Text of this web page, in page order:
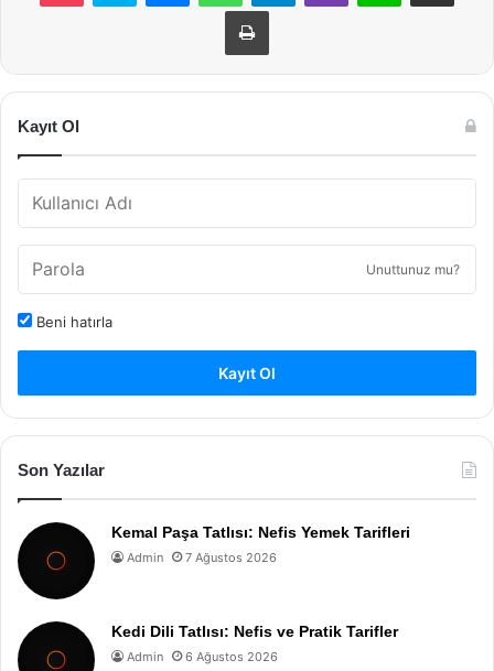
Yazdır
Kayıt Ol
Unuttunuz mu?
Beni hatırla
Kayıt Ol
Son Yazılar
Kemal Paşa Tatlısı: Nefis Yemek Tarifleri
Admin 7 Ağustos 2026
Kedi Dili Tatlısı: Nefis ve Pratik Tarifler
Admin 6 Ağustos 2026